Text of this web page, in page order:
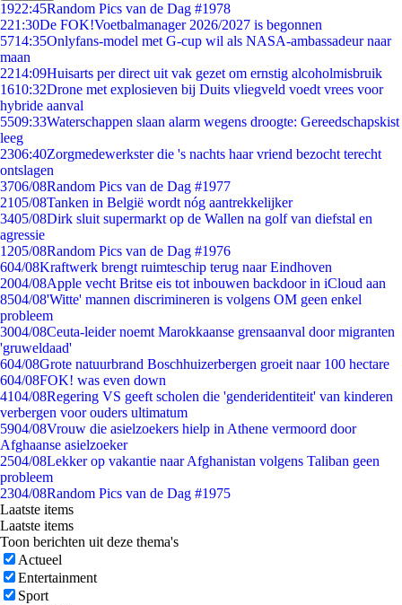
1922:45Random Pics van de Dag #1978
221:30De FOK!Voetbalmanager 2026/2027 is begonnen
5714:35Onlyfans-model met G-cup wil als NASA-ambassadeur naar
maan
2214:09Huisarts per direct uit vak gezet om ernstig alcoholmisbruik
1610:32Drone met explosieven bij Duits vliegveld voedt vrees voor
hybride aanval
5509:33Waterschappen slaan alarm wegens droogte: Gereedschapskist
leeg
2306:40Zorgmedewerkster die 's nachts haar vriend bezocht terecht
ontslagen
3706/08Random Pics van de Dag #1977
2105/08Tanken in België wordt nóg aantrekkelijker
3405/08Dirk sluit supermarkt op de Wallen na golf van diefstal en
agressie
1205/08Random Pics van de Dag #1976
604/08Kraftwerk brengt ruimteschip terug naar Eindhoven
2004/08Apple vecht Britse eis tot inbouwen backdoor in iCloud aan
8504/08'Witte' mannen discrimineren is volgens OM geen enkel
probleem
3004/08Ceuta-leider noemt Marokkaanse grensaanval door migranten
'gruweldaad'
604/08Grote natuurbrand Boschhuizerbergen groeit naar 100 hectare
604/08FOK! was even down
4104/08Regering VS geeft scholen die 'genderidentiteit' van kinderen
verbergen voor ouders ultimatum
5904/08Vrouw die asielzoekers hielp in Athene vermoord door
Afghaanse asielzoeker
2504/08Lekker op vakantie naar Afghanistan volgens Taliban geen
probleem
2304/08Random Pics van de Dag #1975
Laatste items
Laatste items
Toon berichten uit deze thema's
Actueel
Entertainment
Sport